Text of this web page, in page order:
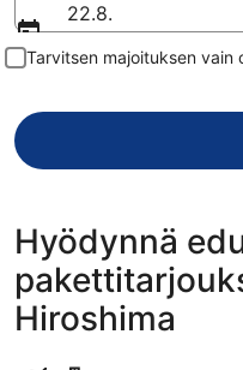
22.8.
Tarvitsen majoituksen vain
Hyödynnä
Hiroshima
Hiroshima